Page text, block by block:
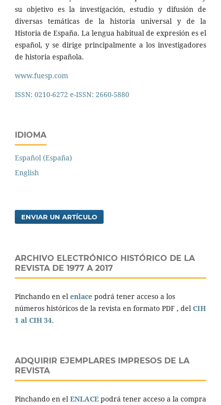
su objetivo es la investigación, estudio y difusión de
diversas temáticas de la historia universal y de la
Historia de España. La lengua habitual de expresión es el
español, y se dirige principalmente a los investigadores
de historia española.
www.fuesp.com
ISSN: 0210-6272 e-ISSN: 2660-5880
IDIOMA
Español (España)
English
ENVIAR UN ARTÍCULO
ARCHIVO ELECTRÓNICO HISTÓRICO DE LA
REVISTA DE 1977 A 2017
Pinchando en el enlace podrá tener acceso a los
números históricos de la revista en formato PDF , del CIH
1 al CIH 34.
ADQUIRIR EJEMPLARES IMPRESOS DE LA
REVISTA
Pinchando en el ENLACE podrá tener acceso a la compra